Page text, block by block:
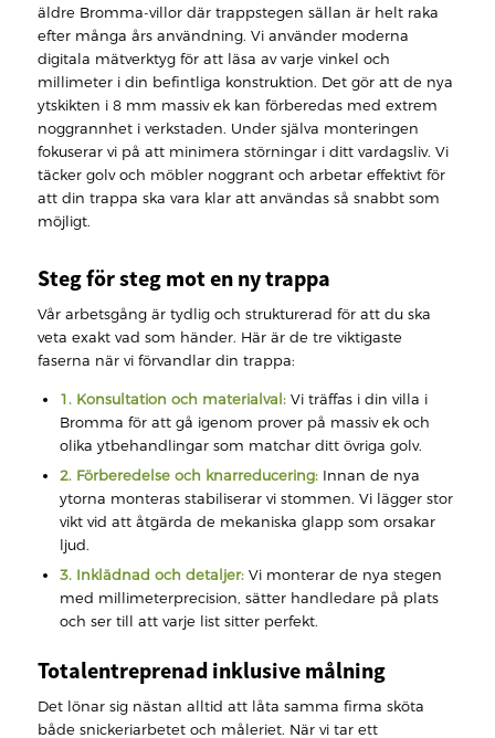
äldre Bromma-villor där trappstegen sällan är helt raka
efter många års användning. Vi använder moderna
digitala mätverktyg för att läsa av varje vinkel och
millimeter i din befintliga konstruktion. Det gör att de nya
ytskikten i 8 mm massiv ek kan förberedas med extrem
noggrannhet i verkstaden. Under själva monteringen
fokuserar vi på att minimera störningar i ditt vardagsliv. Vi
täcker golv och möbler noggrant och arbetar effektivt för
att din trappa ska vara klar att användas så snabbt som
möjligt.
Steg för steg mot en ny trappa
Vår arbetsgång är tydlig och strukturerad för att du ska
veta exakt vad som händer. Här är de tre viktigaste
faserna när vi förvandlar din trappa:
1. Konsultation och materialval:Vi träffas i din villa i
Bromma för att gå igenom prover på massiv ek och
olika ytbehandlingar som matchar ditt övriga golv.
2. Förberedelse och knarreducering:Innan de nya
ytorna monteras stabiliserar vi stommen. Vi lägger stor
vikt vid att åtgärda de mekaniska glapp som orsakar
ljud.
3. Inklädnad och detaljer:Vi monterar de nya stegen
med millimeterprecision, sätter handledare på plats
och ser till att varje list sitter perfekt.
Totalentreprenad inklusive målning
Det lönar sig nästan alltid att låta samma firma sköta
både snickeriarbetet och måleriet. När vi tar ett